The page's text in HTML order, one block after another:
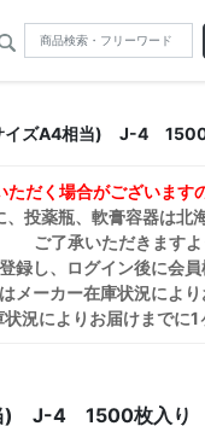
イズA4相当) J-4 1500
ただく場合がございま
投薬瓶、軟膏容器は
ご了承いただきます
録し、ログイン後に会
メーカー在庫状況によ
況によりお届けまでに
) J-4 1500枚入り